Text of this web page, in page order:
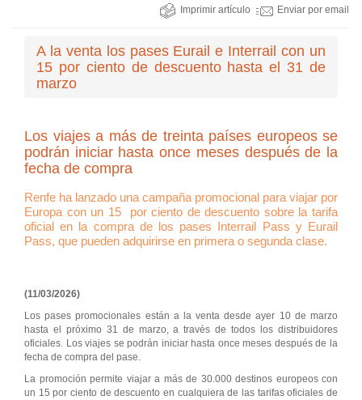
Imprimir artículo Enviar por email
A la venta los pases Eurail e Interrail con un
15 por ciento de descuento hasta el 31 de
marzo
Los viajes a más de treinta países europeos se
podrán iniciar hasta once meses después de la
fecha de compra
Renfe ha lanzado una campaña promocional para viajar por
Europa con un 15 por ciento de descuento sobre la tarifa
oficial en la compra de los pases Interrail Pass y Eurail
Pass, que pueden adquirirse en primera o segunda clase.
(11/03/2026)
Los pases promocionales están a la venta desde ayer 10 de marzo
hasta el próximo 31 de marzo, a través de todos los distribuidores
oficiales. Los viajes se podrán iniciar hasta once meses después de la
fecha de compra del pase.
La promoción permite viajar a más de 30.000 destinos europeos con
un 15 por ciento de descuento en cualquiera de las tarifas oficiales de